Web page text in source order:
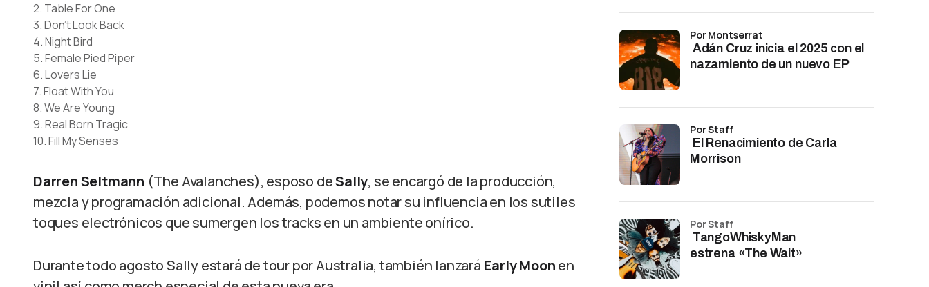
2. Table For One
3. Don’t Look Back
4. Night Bird
5. Female Pied Piper
6. Lovers Lie
7. Float With You
8. We Are Young
9. Real Born Tragic
10. Fill My Senses
Darren Seltmann (The Avalanches), esposo deSally, se encargó de la producción,
mezcla y programación adicional. Además, podemos notar su influencia en los sutiles
toques electrónicos que sumergen los tracks en un ambiente onírico.
Durante todo agosto Sally estará de tour por Australia, también lanzará Early Moonen
Adán Cruz inicia el 2025 con el
nazamiento de un nuevo EP
por Montserrat
El Renacimiento de Carla
Morrison
por Staff
TangoWhiskyMan
estrena «The Wait»
por Staff